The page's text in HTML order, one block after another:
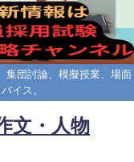
集団討論、模擬授業、場面
イス。
文・人物